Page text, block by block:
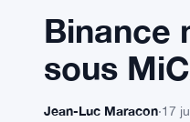
Binance
sous
Jean-Luc Maracon·17